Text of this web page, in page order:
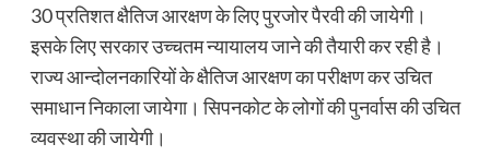
30 प्रतिशत क्षैतिज आरक्षण के लिए पुरजोर पैरवी की जायेगी।
इसके लिए सरकार उच्चतम न्यायालय जाने की तैयारी कर रही है।
राज्य आन्दोलनकारियों के क्षैतिज आरक्षण का परीक्षण कर उचित
समाधान निकाला जायेगा। सिपनकोट के लोगों की पुनर्वास की उचित
व्यवस्था की जायेगी।